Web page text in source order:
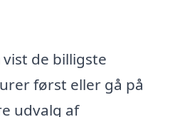
de billigste
først eller gå på
udvalg af